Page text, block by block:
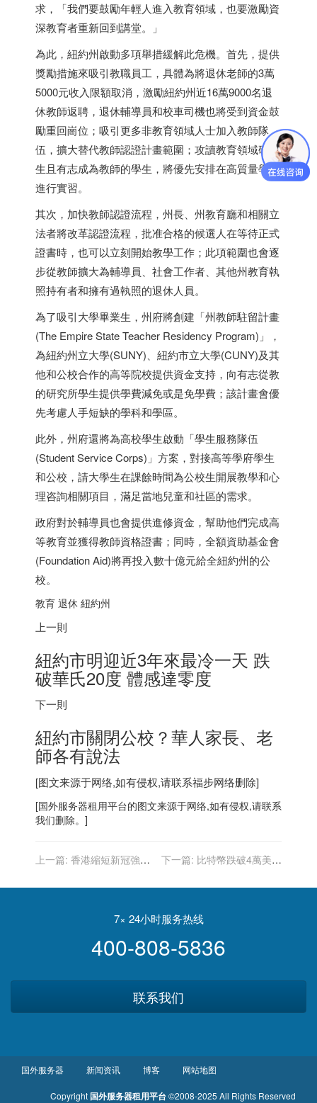
求，「我們要鼓勵年輕人進入教育領域，也要激勵資
深教育者重新回到講堂。」
為此，紐約州啟動多項舉措緩解此危機。首先，提供
獎勵措施來吸引教職員工，具體為將退休老師的3萬
5000元收入限額取消，激勵紐約州近16萬9000名退
休教師返聘，退休輔導員和校車司機也將受到資金鼓
勵重回崗位；吸引更多非教育領域人士加入教師隊
伍，擴大替代教師認證計畫範圍；攻讀教育領域研究
生且有志成為教師的學生，將優先安排在高質量學區
進行實習。
其次，加快教師認證流程，州長、州教育廳和相關立
法者將改革認證流程，批准合格的候選人在等待正式
證書時，也可以立刻開始教學工作；此項範圍也會逐
步從教師擴大為輔導員、社會工作者、其他州教育執
照持有者和擁有過執照的退休人員。
為了吸引大學畢業生，州府將創建「州教師駐留計畫
(The Empire State Teacher Residency Program)」，
為紐約州立大學(SUNY)、紐約市立大學(CUNY)及其
他和公校合作的高等院校提供資金支持，向有志從教
的研究所學生提供學費減免或是免學費；該計畫會優
先考慮人手短缺的學科和學區。
此外，州府還將為高校學生啟動「學生服務隊伍
(Student Service Corps)」方案，對接高等學府學生
和公校，請大學生在課餘時間為公校生開展教學和心
理咨詢相關項目，滿足當地兒童和社區的需求。
政府對於輔導員也會提供進修資金，幫助他們完成高
等教育並獲得教師資格證書；同時，全額資助基金會
(Foundation Aid)將再投入數十億元給全紐約州的公
校。
教育 退休 紐約州
上一則
紐約市明迎近3年來最冷一天 跌
破華氏20度 體感達零度
下一則
紐約市關閉公校？華人家長、老
師各有說法
[图文来源于网络,如有侵权,请联系福步网络删除]
[国外服务器租用平台的图文来源于网络,如有侵权,请联系
我们删除。]
上一篇: 香港縮短新冠強檢
下一篇: 比特幣跌破4萬美元
7× 24小时服务热线
400-808-5836
联系我们
国外服务器 新闻资讯 博客 网站地图
Copyright 国外服务器租用平台©2008-2025 All Rights Reserved